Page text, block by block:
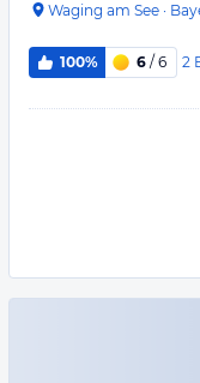
Waging am See ·
100% 6 / 6 2